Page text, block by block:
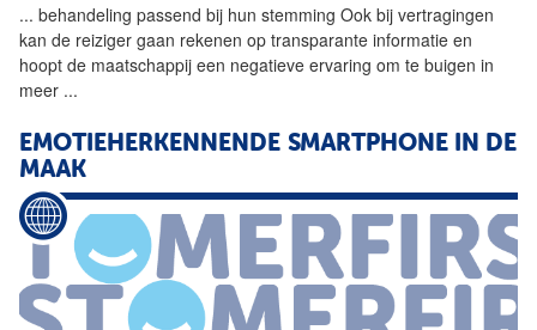
... behandeling passend bij hun stemming Ook bij vertragingen
kan de reiziger gaan rekenen op transparante informatie en
hoopt de maatschappij een negatieve ervaring om te buigen in
meer ...
EMOTIEHERKENNENDE SMARTPHONE IN DE
MAAK